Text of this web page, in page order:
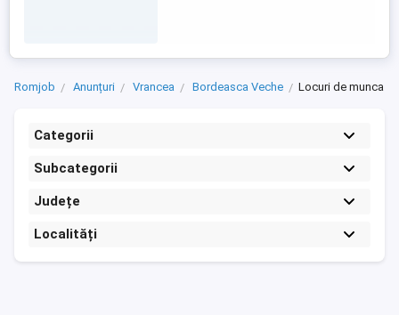
Romjob Anunțuri Vrancea Bordeasca Veche Locuri de munca
Categorii
Subcategorii
Județe
Localități